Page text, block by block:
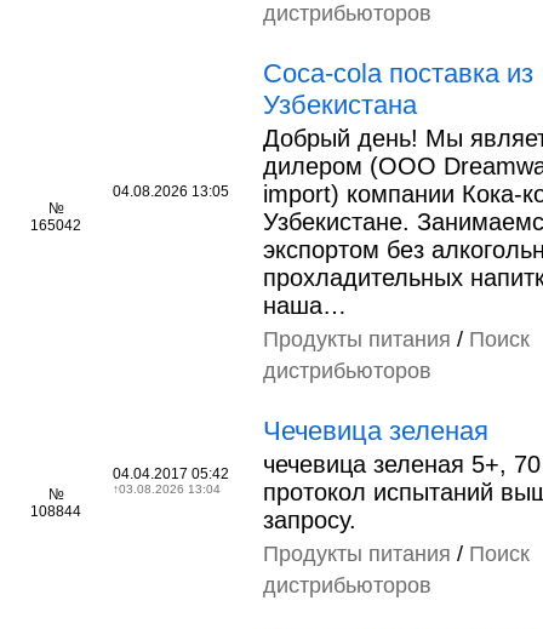
дистрибьюторов
№
165042
04.08.2026 13:05
Coca-cola поставка из
Узбекистана
Добрый день! Мы
дилером (ООО
import) компании Кока-
Узбекистане.
экспортом без
прохладительных
наша…
Продукты питания / Поиск
дистрибьюторов
№
108844
04.04.2017 05:42
↑03.08.2026 13:04
Чечевица зеленая
чечевица зеленая 5+,
протокол испытаний
запросу.
Продукты питания / Поиск
дистрибьюторов